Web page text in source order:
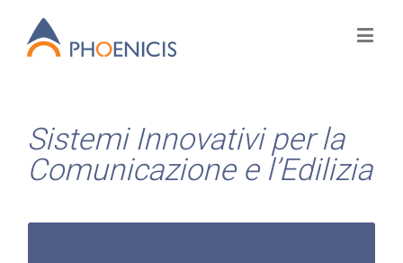
Sistemi Innovativi per la
Comunicazione e l’Edilizia